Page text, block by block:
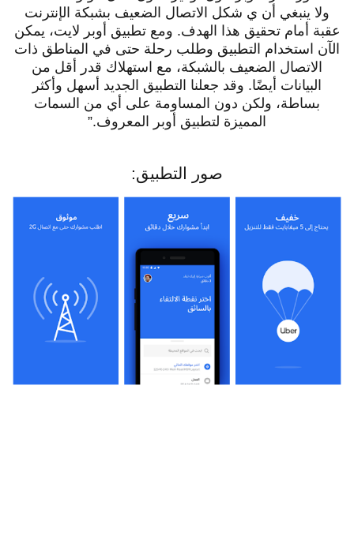
ولا ينبغي أن ي شكل الاتصال الضعيف بشبكة الإنترنت
عقبة أمام تحقيق هذا الهدف. ومع تطبيق أوبر لايت، يمكن
الآن استخدام التطبيق وطلب رحلة حتى في المناطق ذات
الاتصال الضعيف بالشبكة، مع استهلاك قدر أقل من
البيانات أيضًا. وقد جعلنا التطبيق الجديد أسهل وأكثر
بساطة، ولكن دون المساومة على أي من السمات
المميزة لتطبيق أوبر المعروف.”
صور التطبيق: